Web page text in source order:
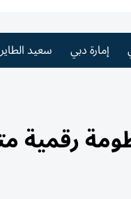
إمارة دبي سعيد الطاير
رقمية